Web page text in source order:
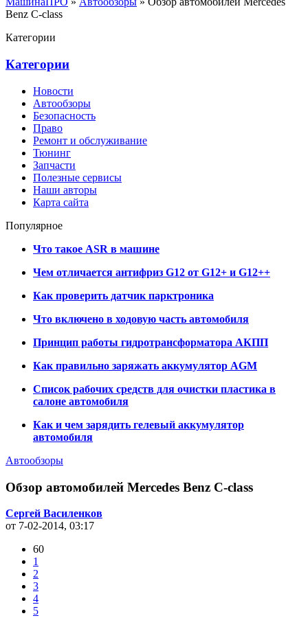
Benz С-class
Категории
Категории
Новости
Автообзоры
Безопасность
Право
Ремонт и обслуживание
Тюнинг
Запчасти
Полезные сервисы
Наши авторы
Карта сайта
Популярное
Что такое ASR в машине
Чем отличается антифриз G12 от G12+ и G12++
Как проверить датчик парктроника
Что включено в ходовую часть автомобиля
Принцип работы гидротрансформатора АКПП
Как правильно заряжать аккумулятор AGM
Список рабочих средств для очистки пластика в
салоне автомобиля
Как и чем зарядить гелевый аккумулятор
автомобиля
Автообзоры
Обзор автомобилей Mercedes Benz С-class
Сергей Василенков
от 7-02-2014, 03:17
60
1
2
3
4
5